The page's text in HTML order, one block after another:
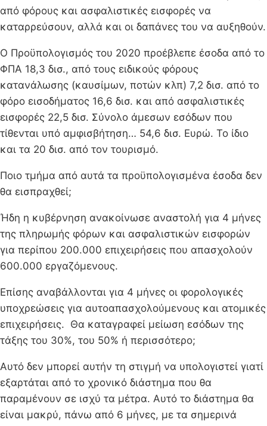
από φόρους και ασφαλιστικές εισφορές να
καταρρεύσουν, αλλά και οι δαπάνες του να αυξηθούν.
Ο Προϋπολογισμός του 2020 προέβλεπε έσοδα από το
ΦΠΑ 18,3 δισ., από τους ειδικούς φόρους
κατανάλωσης (καυσίμων, ποτών κλπ) 7,2 δισ. από το
φόρο εισοδήματος 16,6 δισ. και από ασφαλιστικές
εισφορές 22,5 δισ. Σύνολο άμεσων εσόδων που
τίθενται υπό αμφισβήτηση… 54,6 δισ. Ευρώ. Το ίδιο
και τα 20 δισ. από τον τουρισμό.
Ποιο τμήμα από αυτά τα προϋπολογισμένα έσοδα δεν
θα εισπραχθεί;
Ήδη η κυβέρνηση ανακοίνωσε αναστολή για 4 μήνες
της πληρωμής φόρων και ασφαλιστικών εισφορών
για περίπου 200.000 επιχειρήσεις που απασχολούν
600.000 εργαζόμενους.
Επίσης αναβάλλονται για 4 μήνες οι φορολογικές
υποχρεώσεις για αυτοαπασχολούμενους και ατομικές
επιχειρήσεις. Θα καταγραφεί μείωση εσόδων της
τάξης του 30%, του 50% ή περισσότερο;
Αυτό δεν μπορεί αυτήν τη στιγμή να υπολογιστεί γιατί
εξαρτάται από το χρονικό διάστημα που θα
παραμένουν σε ισχύ τα μέτρα. Αυτό το διάστημα θα
είναι μακρύ, πάνω από 6 μήνες, με τα σημερινά